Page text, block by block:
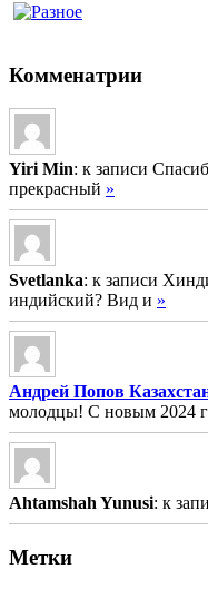
Комменатрии
Yiri Min: к записи
прекрасный »
Svetlanka: к записи
индийский? Вид и »
Андрей Попов
молодцы! С новым 2024
Ahtamshah Yunusi: к
Метки